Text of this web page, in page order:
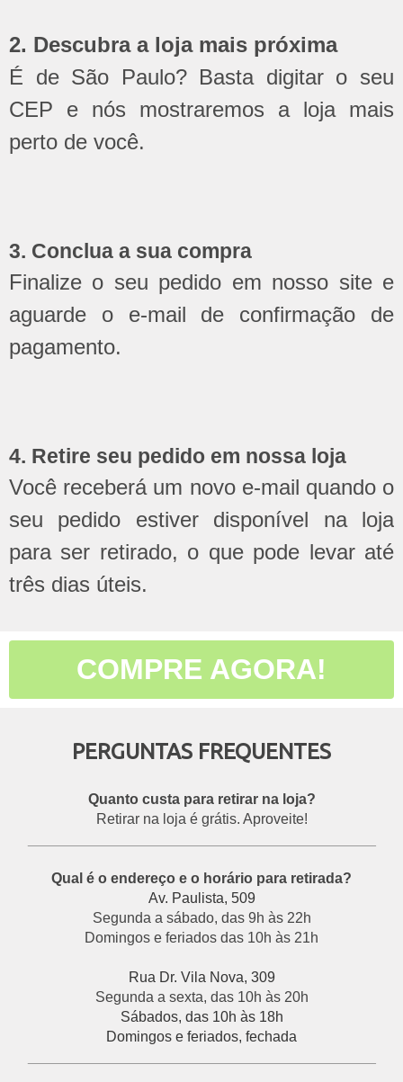
2. Descubra a loja mais próxima
É de São Paulo? Basta digitar o seu
CEP e nós mostraremos a loja mais
perto de você.
3. Conclua a sua compra
Finalize o seu pedido em nosso site e
aguarde o e-mail de confirmação de
pagamento.
4. Retire seu pedido em nossa loja
Você receberá um novo e-mail quando o
seu pedido estiver disponível na loja
para ser retirado, o que pode levar até
três dias úteis.
COMPRE AGORA!
PERGUNTAS FREQUENTES
Quanto custa para retirar na loja?
Retirar na loja é grátis. Aproveite!
Qual é o endereço e o horário para retirada?
Av. Paulista, 509
Segunda a sábado, das 9h às 22h
Domingos e feriados das 10h às 21h
Rua Dr. Vila Nova, 309
Segunda a sexta, das 10h às 20h
Sábados, das 10h às 18h
Domingos e feriados, fechada